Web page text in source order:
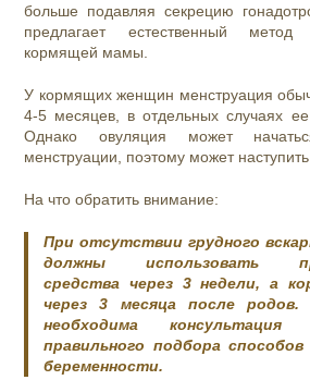
больше подавляя секрецию
предлагает естественный метод
кормящей мамы.
У кормящих женщин менструация
4-5 месяцев, в отдельных случаях
Однако овуляция может
менструации, поэтому может
На что обратить внимание:
При отсутствии грудного
должны использовать
средства через 3 недели, а
через 3 месяца после
необходима консультация
правильного подбора
беременности.